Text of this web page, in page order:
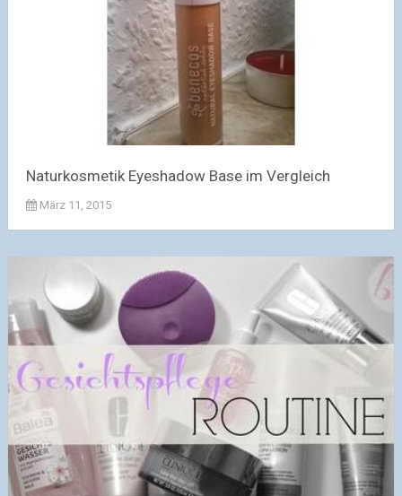
Naturkosmetik Eyeshadow Base im Vergleich
März 11, 2015